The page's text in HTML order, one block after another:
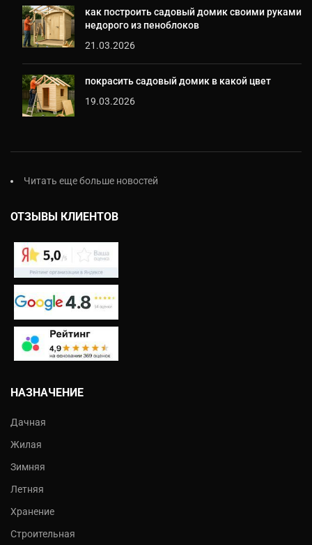
как построить садовый домик своими руками
недорого из пеноблоков
21.03.2026
покрасить садовый домик в какой цвет
19.03.2026
Читать еще больше новостей
ОТЗЫВЫ КЛИЕНТОВ
НАЗНАЧЕНИЕ
Дачная
Жилая
Зимняя
Летняя
Хранение
Строительная